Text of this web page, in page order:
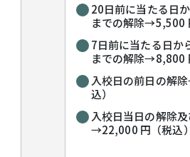
20日前に当たる日
までの解除→5,500
7日前に当たる日か
までの解除→8,800
入校日の前日の解
込）
入校日当日の解除
→22,000 円（税込）